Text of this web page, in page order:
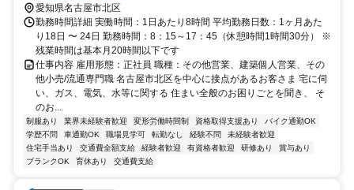
愛知県名古屋市北区
勤務時間詳細 実働時間：1日あたり8時間 平均勤務日数：1ヶ月あた
り18日 〜 24日 勤務時間：8：15～17：45（休憩時間1時間30分） ※
残業時間は基本月20時間以下です
仕事内容 雇用形態：正社員 職種：その他営業、建築個人営業、その
他小売/流通専門職 名古屋市北区を中心に接点があるお客さま 宅に伺
い、ガス、電気、水等に関する 住まい全般のお困りごとを聞き、 そ
のお...
制服あり 業界未経験者歓迎 変形労働時間制 資格取得支援あり
バイク通勤OK
学歴不問
車通勤OK 職場見学可 転勤なし 経験不問
未経験者歓迎
住宅手当あり
交通費全額支給 経験者歓迎 有資格者歓迎 研修あり
賞与あり
ブランクOK
育休あり 交通費支給